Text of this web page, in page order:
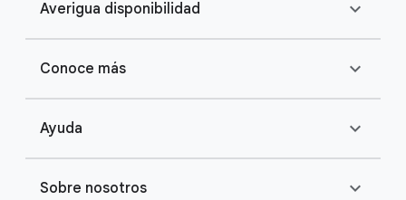
Averigua disponibilidad expand_more
Conoce más expand_more
Ayuda expand_more
Sobre nosotros expand_more